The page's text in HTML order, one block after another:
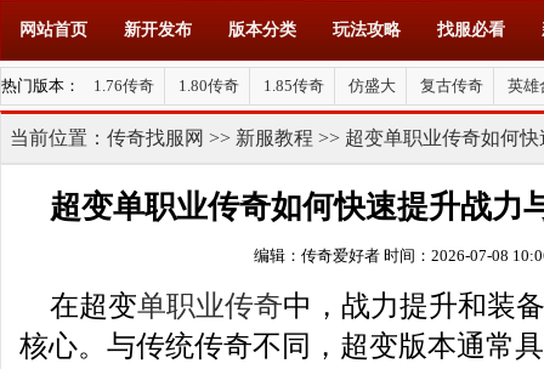
网站首页 新开发布 版本分类 玩法攻略 找服必看
热门版本： 1.76传奇 1.80传奇 1.85传奇 仿盛大 复古传奇 英雄
当前位置： 传奇找服网 >> 新服教程 >> 超变单职业传奇如何
超变单职业传奇如何快速提升战力
编辑：传奇爱好者 时间：2026-07-08
在超变单职业传奇中，战力提升和装
核心。与传统传奇不同，超变版本通常